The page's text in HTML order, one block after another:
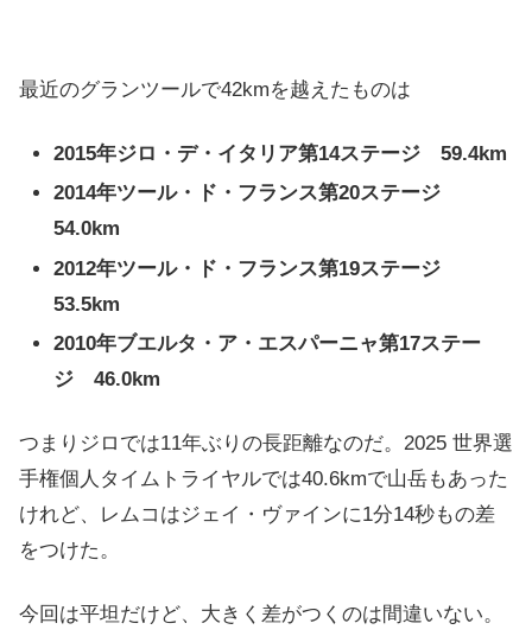
最近のグランツールで42kmを越えたものは
2015年ジロ・デ・イタリア第14ステージ 59.4km
2014年ツール・ド・フランス第20ステージ
54.0km
2012年ツール・ド・フランス第19ステージ
53.5km
2010年ブエルタ・ア・エスパーニャ第17ステー
ジ 46.0km
つまりジロでは11年ぶりの長距離なのだ。2025 世界選
手権個人タイムトライヤルでは40.6kmで山岳もあった
けれど、レムコはジェイ・ヴァインに1分14秒もの差
をつけた。
今回は平坦だけど、大きく差がつくのは間違いない。